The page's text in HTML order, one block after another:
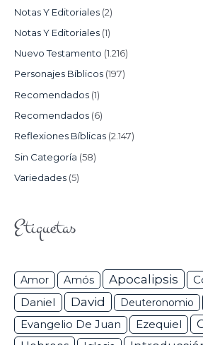
Notas Y Editoriales (2)
Notas Y Editoriales (1)
Nuevo Testamento (1.216)
Personajes Bíblicos (197)
Recomendados (1)
Recomendados (6)
Reflexiones Bíblicas (2.147)
Sin Categoría (58)
Variedades (5)
Etiquetas
Amor Amós Apocalipsis
Daniel David Deuteronomio
Evangelio De Juan Ezequiel